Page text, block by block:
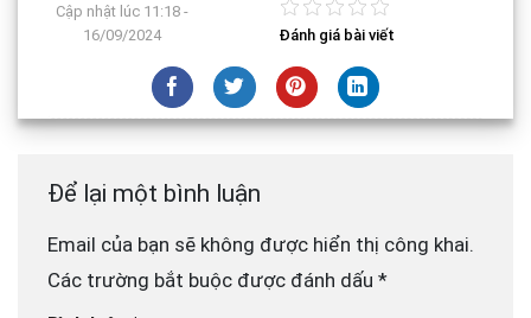
Cập nhật lúc 11:18 -
16/09/2024
Đánh giá bài viết
Để lại một bình luận
Email của bạn sẽ không được hiển thị công khai.
Các trường bắt buộc được đánh dấu *